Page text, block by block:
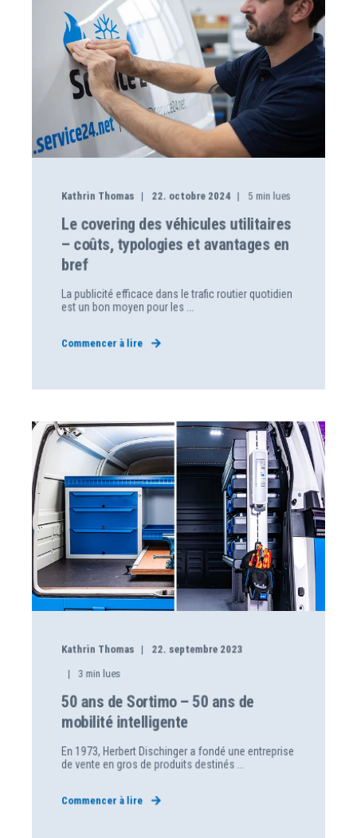
Kathrin Thomas 22. octobre 2024 5 min lues
Le covering des véhicules utilitaires
– coûts, typologies et avantages en
bref
La publicité efficace dans le trafic routier quotidien
est un bon moyen pour les ...
Commencer à lire
Kathrin Thomas 22. septembre 2023
3 min lues
50 ans de Sortimo – 50 ans de
mobilité intelligente
En 1973, Herbert Dischinger a fondé une entreprise
de vente en gros de produits destinés ...
Commencer à lire